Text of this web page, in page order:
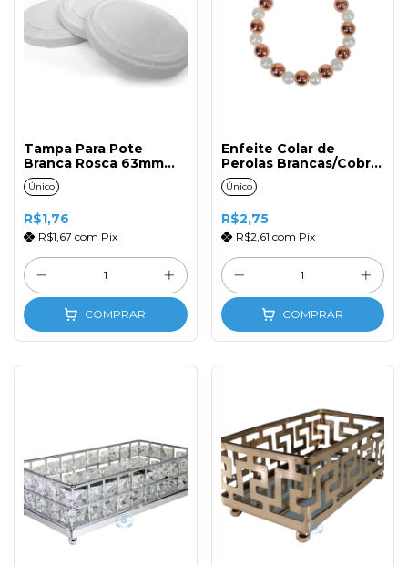
Tampa Para Pote
Branca Rosca 63mm
(1un)
Único
R$1,76
R$1,67 com Pix
COMPRAR
Enfeite Colar de
Perolas Brancas/Cobre
(1un)
Único
R$2,75
R$2,61 com Pix
COMPRAR